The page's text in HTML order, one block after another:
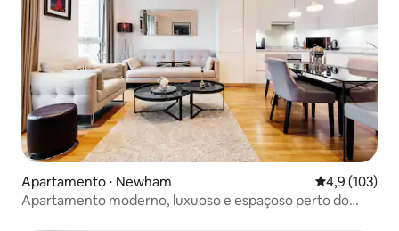
Apartamento ⋅ Newham 4,9 de uma
4,9 (103)
Apartamento moderno, luxuoso e espaçoso perto do